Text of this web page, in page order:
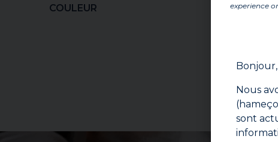
COULEUR
experience
Bonjour,
Nous
sont